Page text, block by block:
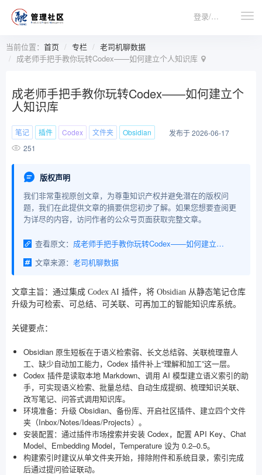
登录/注册
当前位置： 首页 专栏
老司机聊数据
成老师手把手教你玩转Codex——如何建立个人知识库
成老师手把手教你玩转Codex——如何建立个
人知识库
笔记 插件 Codex 文件夹 Obsidian
发布于 2026-06-17
251
版权声明
我们非常重视原创文章，为尊重知识产权并避免潜在的版权问
题，我们在此提供文章的摘要供您初步了解。如果您想要查阅更
为详尽的内容，访问作者的公众号页面获取完整文章。
查看原文：
成老师手把手教你玩转Codex——如何建立个人知识库
文章来源： 老司机聊数据
文章主旨：通过集成 Codex AI 插件，将 Obsidian 从静态笔记仓库
升级为可检索、可总结、可关联、可再加工的智能知识库系统。
关键要点：
Obsidian 原生短板在于语义检索弱、长文总结弱、关联梳理靠人
工、缺少自动加工能力，Codex 插件补上“理解和加工”这一层。
Codex 插件是读取本地 Markdown、调用 AI 模型建立语义索引的助
手，可实现语义检索、批量总结、自动生成提纲、梳理知识关联、
改写笔记、问答式调用知识库。
环境准备：升级 Obsidian、备份库、开启社区插件、建立四个文件
夹（Inbox/Notes/Ideas/Projects）。
安装配置：通过插件市场搜索并安装 Codex，配置 API Key、Chat
Model、Embedding Model，Temperature 设为 0.2–0.5。
构建索引时建议从单文件夹开始，排除附件和系统目录，索引完成
后通过提问验证联动。